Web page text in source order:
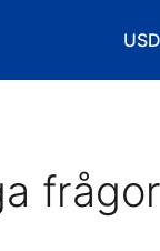
USD
frågor